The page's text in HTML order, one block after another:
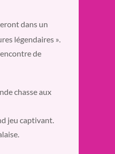
dans un
légendaires ».
de
chasse aux
jeu captivant.